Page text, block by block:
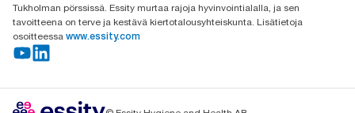
Tukholman pörssissä. Essity murtaa rajoja hyvinvointialalla, ja sen
tavoitteena on terve ja kestävä kiertotalousyhteiskunta. Lisätietoja
osoitteessa www.essity.com